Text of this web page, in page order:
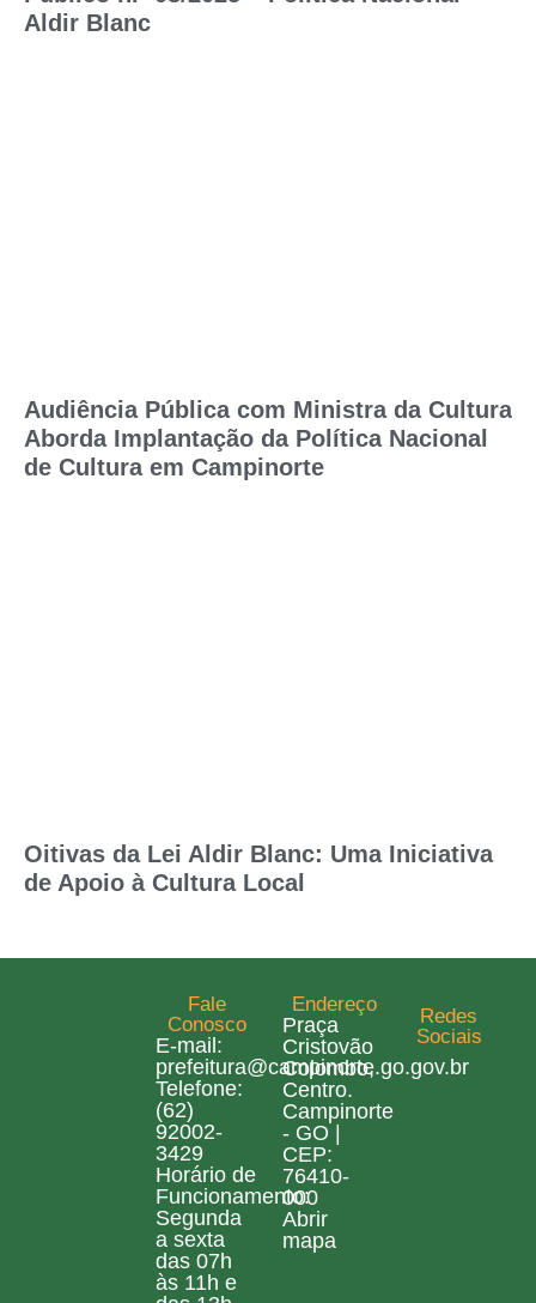
Aldir Blanc
Audiência Pública com Ministra da Cultura
Aborda Implantação da Política Nacional
de Cultura em Campinorte
Oitivas da Lei Aldir Blanc: Uma Iniciativa
de Apoio à Cultura Local
Fale
Conosco
E-mail:
prefeitura@campinorte.go.gov.br
Telefone:
(62)
92002-
3429
Horário de
Funcionamento:
Segunda
a sexta
das 07h
às 11h e
Endereço
Praça
Cristovão
Colombo,
Centro.
Campinorte
- GO |
CEP:
76410-
000
Abrir
mapa
Redes
Sociais